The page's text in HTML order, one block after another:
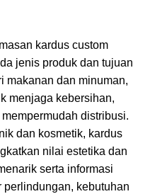
kardus custom
jenis produk dan tujuan
makanan dan minuman,
menjaga kebersihan,
distribusi.
dan kosmetik, kardus
nilai estetika dan
serta informasi
kebutuhan